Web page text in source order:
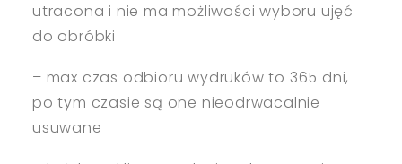
utracona i nie ma możliwości wyboru ujęć
do obróbki
– max czas odbioru wydruków to 365 dni,
po tym czasie są one nieodrwacalnie
usuwane